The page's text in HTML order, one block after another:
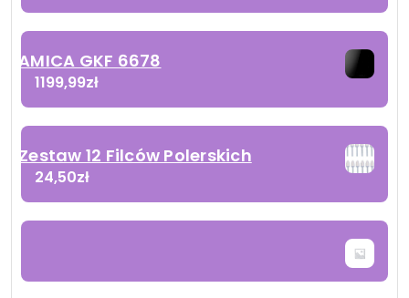
AMICA GKF 6678
1199,99zł
Zestaw 12 Filców Polerskich
24,50zł